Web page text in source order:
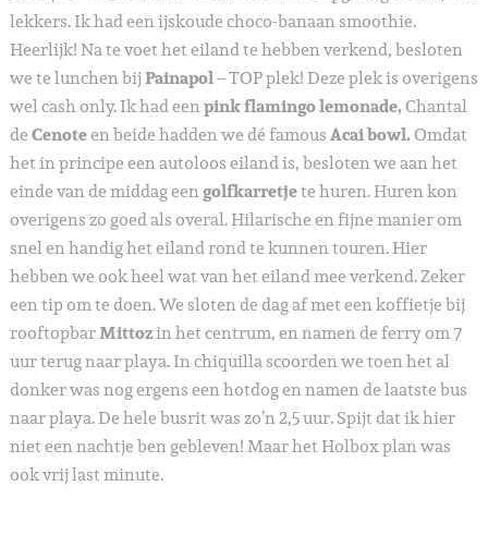
lekkers. Ik had een ijskoude choco-banaan smoothie.
Heerlijk! Na te voet het eiland te hebben verkend, besloten
we te lunchen bijPainapol– TOP plek! Deze plek is overigens
wel cash only. Ik had eenpink flamingo lemonade,Chantal
deCenoteen beide hadden we dé famousAcai bowl.Omdat
het in principe een autoloos eiland is, besloten we aan het
einde van de middag eengolfkarretjete huren. Huren kon
overigens zo goed als overal. Hilarische en fijne manier om
snel en handig het eiland rond te kunnen touren. Hier
hebben we ook heel wat van het eiland mee verkend. Zeker
een tip om te doen. We sloten de dag af met een koffietje bij
rooftopbarMittozin het centrum, en namen de ferry om 7
uur terug naar playa. In chiquilla scoorden we toen het al
donker was nog ergens een hotdog en namen de laatste bus
naar playa. De hele busrit was zo’n 2,5 uur. Spijt dat ik hier
niet een nachtje ben gebleven! Maar het Holbox plan was
ook vrij last minute.